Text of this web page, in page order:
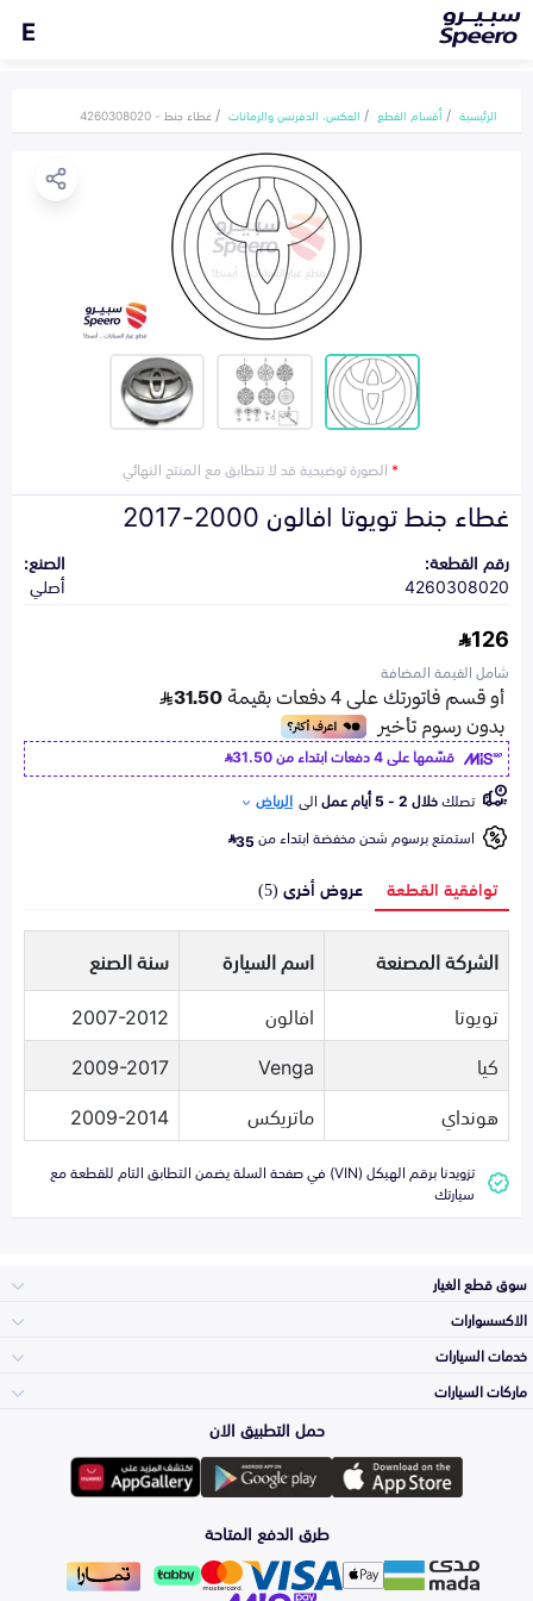
E
الرئيسية أقسام القطع العكس، الدفرنس والرمانات غطاء جنط - 4260308020
*الصورة توضيحية قد لا تتطابق مع المنتج النهائي
غطاء جنط تويوتا افالون 2000-2017
رقم القطعة:
4260308020
الصنع:
أصلي
126
شامل القيمة المضافة
قسّمها على 4 دفعات ابتداء من
31.50
تصلكخلال 2 - 5 أيام عمل الى الرياض
استمتع برسوم شحن مخفضة ابتداء من35
توافقية القطعة عروض أخرى (5)
الشركة المصنعة اسم السيارة
سنة الصنع
تويوتا
افالون
2007-2012
كيا
Venga
2009-2017
هونداي
ماتريكس 2009-2014
تزويدنا برقم الهيكل (VIN) في صفحة السلة يضمن التطابق التام للقطعة مع
سيارتك
سوق قطع الغيار
المكائن، القيرات
وملحقاتها
الشمعات
والاصطبات (الاضاءة)
الاكسسوارات
لوازم الرحلات
اكسسوارات العناية
خدمات السيارات
الأكثر مبيعاً
ماركات السيارات
تويوتا
هيونداي
حمل التطبيق الان
طرق الدفع المتاحة